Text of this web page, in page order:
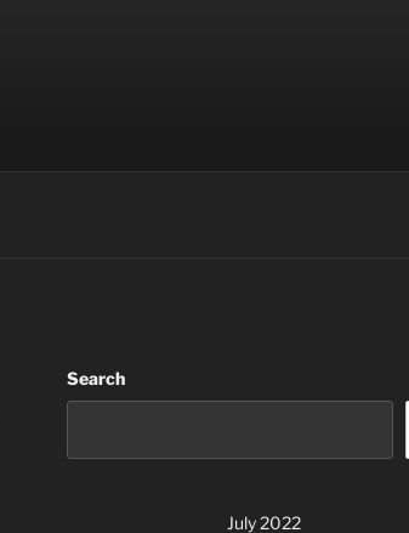
Search
July 2022